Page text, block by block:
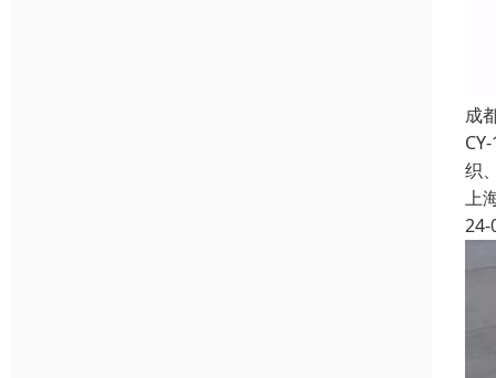
成
织
上
24-